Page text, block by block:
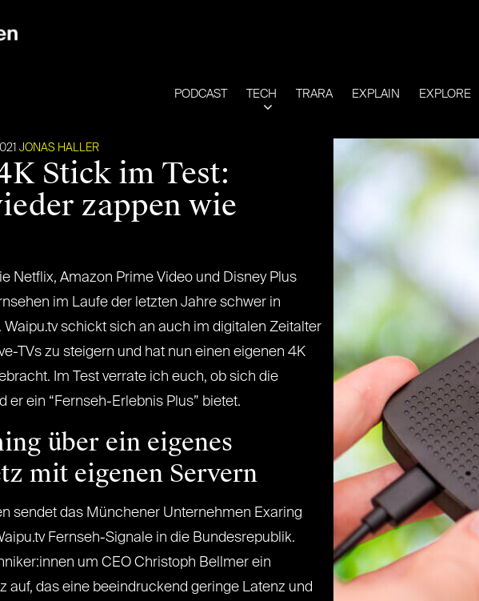
PODCAST TECH TRARA EXPLAIN EXPLORE
JONAS HALLER
Stick im Test:
zappen wie
Netflix, Amazon Prime Video und Disney Plus
im Laufe der letzten Jahre schwer in
Waipu.tv schickt sich an auch im digitalen Zeitalter
TVs zu steigern und hat nun einen eigenen 4K
Im Test verrate ich euch, ob sich die
er ein “Fernseh-Erlebnis Plus” bietet.
über ein eigenes
mit eigenen Servern
sendet das Münchener Unternehmen Exaring
Fernseh-Signale in die Bundesrepublik.
um CEO Christoph Bellmer ein
auf, das eine beeindruckend geringe Latenz und